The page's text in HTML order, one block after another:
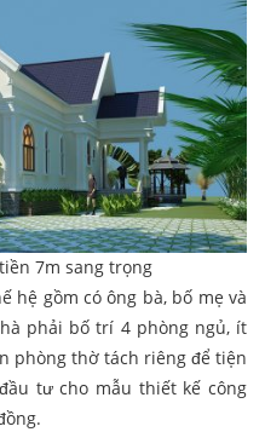
7m sang trọng
hệ gồm có ông bà, bố mẹ và
phải bố trí 4 phòng ngủ, ít
phòng thờ tách riêng để tiện
tư cho mẫu thiết kế công